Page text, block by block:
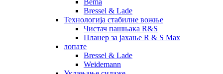
Bema
Bressel & Lade
Технологија стабилне вожње
Чистач пашњака R&S
Планер за јахање R & S Max
лопате
Bressel & Lade
Weidemann